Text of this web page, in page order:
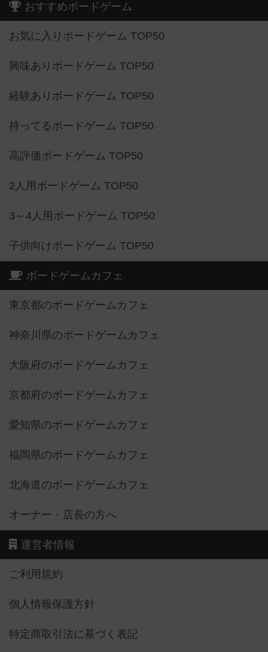
おすすめボードゲーム
お気に入りボードゲーム TOP50
興味ありボードゲーム TOP50
経験ありボードゲーム TOP50
持ってるボードゲーム TOP50
高評価ボードゲーム TOP50
2人用ボードゲーム TOP50
3～4人用ボードゲーム TOP50
子供向けボードゲーム TOP50
ボードゲームカフェ
東京都のボードゲームカフェ
神奈川県のボードゲームカフェ
大阪府のボードゲームカフェ
京都府のボードゲームカフェ
愛知県のボードゲームカフェ
福岡県のボードゲームカフェ
北海道のボードゲームカフェ
オーナー・店長の方へ
運営者情報
ご利用規約
個人情報保護方針
特定商取引法に基づく表記